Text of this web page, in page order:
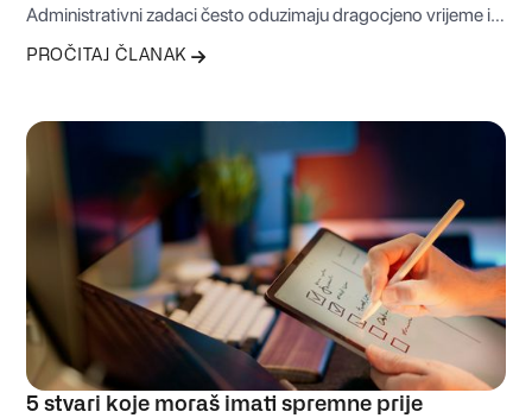
Administrativni zadaci često oduzimaju dragocjeno vrijeme i
odvlače fokus sa onoga što je zaista važno – rasta i razvoja
bezbrižno prepustite profesionalcima.
PROČITAJ ČLANAK
5 stvari koje moraš imati spremne prije